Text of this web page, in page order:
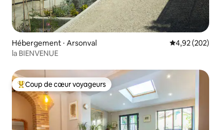
Hébergement ⋅ Arsonval Évaluation
4,92 (202)
la BIENVENUE
Coups de cœur voyageurs les plus appréciés
Coup de cœur voyageurs